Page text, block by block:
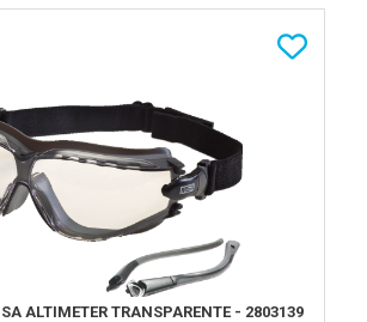
ALTIMETER TRANSPARENTE - 2803139